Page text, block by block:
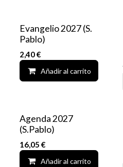
Evangelio 2027 (S.
Pablo)
2,40€
Añadir al carrito
Agenda 2027
(S.Pablo)
16,05 €
Añadir al carrito